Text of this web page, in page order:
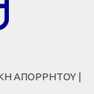
ΑΠΟΡΡΗΤΟΥ |